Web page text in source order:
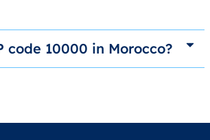
code 10000 in Morocco?